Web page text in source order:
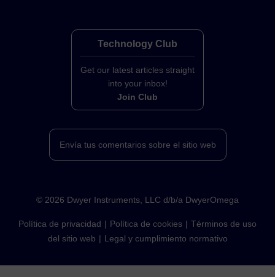
Technology Club
Get our latest articles straight
into your inbox!
Join Club
Envía tus comentarios sobre el sitio web
© 2026 Dwyer Instruments, LLC d/b/a DwyerOmega
Política de privacidad Política de cookies
Términos de uso
del sitio web
Legal y cumplimiento normativo